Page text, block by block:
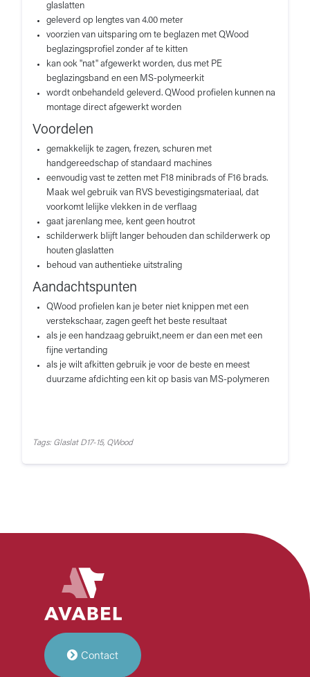
glaslatten
geleverd op lengtes van 4.00 meter
voorzien van uitsparing om te beglazen met QWood
beglazingsprofiel zonder af te kitten
kan ook "nat" afgewerkt worden, dus met PE
beglazingsband en een MS-polymeerkit
wordt onbehandeld geleverd. QWood profielen kunnen na
montage direct afgewerkt worden
Voordelen
gemakkelijk te zagen, frezen, schuren met
handgereedschap of standaard machines
eenvoudig vast te zetten met F18 minibrads of F16 brads.
Maak wel gebruik van RVS bevestigingsmateriaal, dat
voorkomt lelijke vlekken in de verflaag
gaat jarenlang mee, kent geen houtrot
schilderwerk blijft langer behouden dan schilderwerk op
houten glaslatten
behoud van authentieke uitstraling
Aandachtspunten
QWood profielen kan je beter niet knippen met een
verstekschaar, zagen geeft het beste resultaat
als je een handzaag gebruikt,neem er dan een met een
fijne vertanding
als je wilt afkitten gebruik je voor de beste en meest
duurzame afdichting een kit op basis van MS-polymeren
Tags: Glaslat D17-15, QWood
Contact